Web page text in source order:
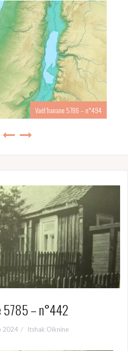
Vaét’hanane 5786 – n°494
5785 – n°442
2024 Itshak Oiknine